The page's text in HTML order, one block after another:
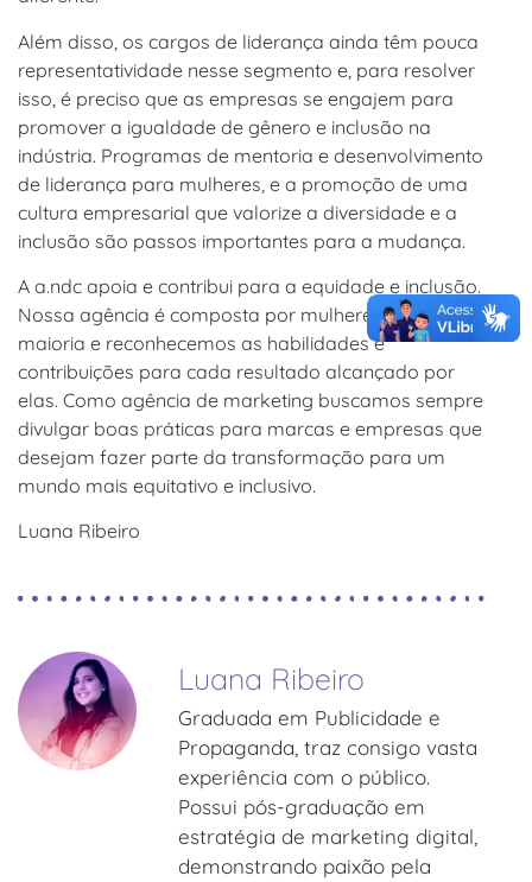
Além disso, os cargos de liderança ainda têm pouca
representatividade nesse segmento e, para resolver
isso, é preciso que as empresas se engajem para
promover a igualdade de gênero e inclusão na
indústria. Programas de mentoria e desenvolvimento
de liderança para mulheres, e a promoção de uma
cultura empresarial que valorize a diversidade e a
inclusão são passos importantes para a mudança.
A a.ndc apoia e contribui para a equidade e inclusão.
Nossa agência é composta por mulheres em sua
maioria e reconhecemos as habilidades e
contribuições para cada resultado alcançado por
elas. Como agência de marketing buscamos sempre
divulgar boas práticas para marcas e empresas que
desejam fazer parte da transformação para um
mundo mais equitativo e inclusivo.
Luana Ribeiro
Luana Ribeiro
Graduada em Publicidade e
Propaganda, traz consigo vasta
experiência com o público.
Possui pós-graduação em
estratégia de marketing digital,
demonstrando paixão pela